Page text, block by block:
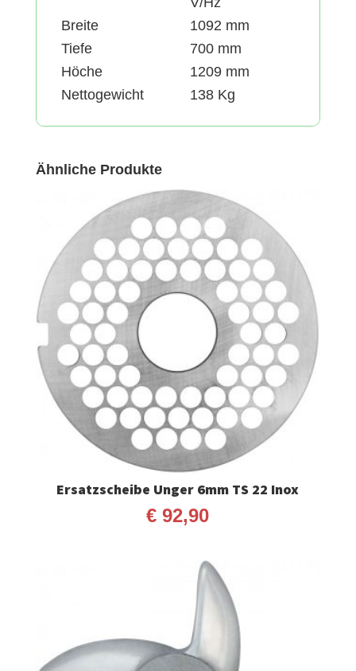
Breite
1092 mm
Tiefe
700 mm
Höche
1209 mm
Nettogewicht
138 Kg
Ähnliche Produkte
Ersatzscheibe Unger 6mm TS 22 Inox
€ 92,90